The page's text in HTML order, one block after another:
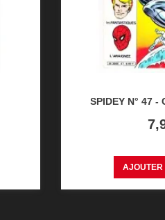
SPIDEY N° 47 -
AJOUTER